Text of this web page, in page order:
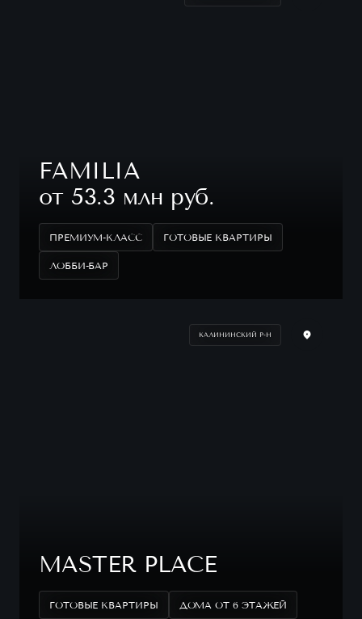
FAMILIA
от 53.3 млн руб.
ПРЕМИУМ-КЛАСС ГОТОВЫЕ КВАРТИРЫ
ЛОББИ-БАР
КАЛИНИНСКИЙ Р-Н
MASTER PLACE
ГОТОВЫЕ КВАРТИРЫ ДОМА ОТ 6 ЭТАЖЕЙ